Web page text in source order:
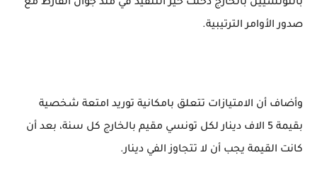
بالتونسيين بالخارج دخلت حيز التنفيذ في منذ جوان الفارط مع
صدور الأوامر الترتيبية.
وأضاف أن الامتيازات تتعلق بامكانية توريد امتعة شخصية
بقيمة 5 الاف دينار لكل تونسي مقيم بالخارج كل سنة، بعد أن
كانت القيمة يجب أن لا تتجاوز الفي دينار.